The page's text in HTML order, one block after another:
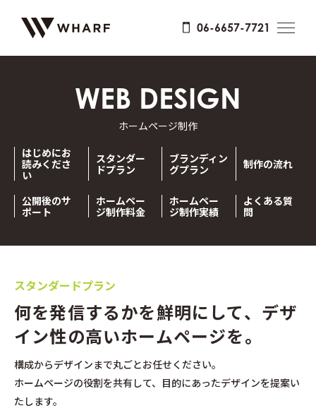
06-6657-7721
WEB DESIGN
ホームページ制作
はじめにお
読みくださ
い
スタンダー
ドプラン
ブランディン
グプラン
制作の流れ
公開後のサ
ポート
ホームペー
ジ制作料金
ホームペー
ジ制作実績
よくある質
問
スタンダードプラン
何を発信するかを鮮明にして、 デザ
イン性の高いホームページを。
構成からデザインまで丸ごとお任せください。
ホームページの役割を共有して、目的にあったデザインを提案い
たします。